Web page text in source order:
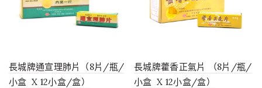
長城牌通宣理肺片（8片/瓶/
小盒 X 12小盒/盒）
長城牌藿香正氣片 （8片/瓶/
小盒 X 12小盒/盒）